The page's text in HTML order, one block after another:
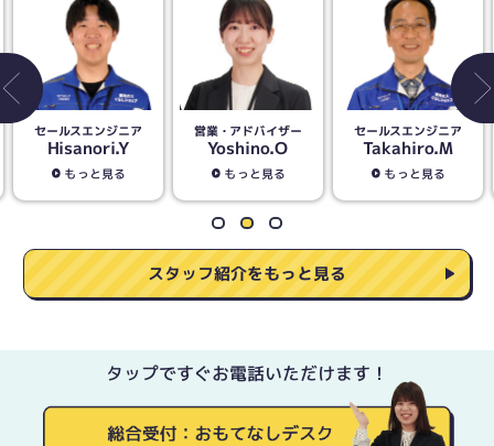
営業・アドバイザー
Yoshino.O
もっと見る
セールスエンジニア
Takahiro.M
もっと見る
営業・アドバイザー
Seiichi.I
もっと見る
スタッフ紹介をもっと見る
タップですぐお電話いただけます！